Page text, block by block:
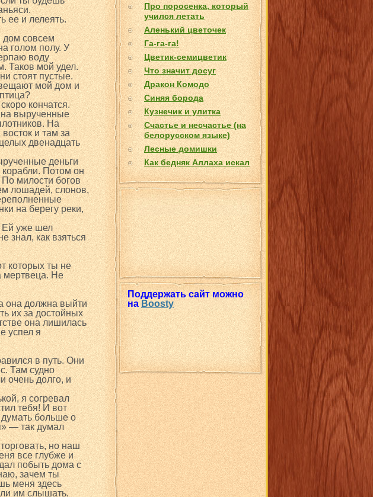
Про поросенка, который
учился летать
Аленький цветочек
Га-га-га!
Цветик-семицветик
Что значит досуг
Дракон Комодо
Синяя борода
Кузнечик и улитка
Счастье и несчастье (на
белорусском языке)
Лесные домишки
Как бедняк Аллаха искал
Поддержать сайт можно
наBoosty
ее и лелеять.
дом совсем
голом полу. У
воду
Таков мой удел.
стоят пустые.
мой дом и
кончатся.
на вырученные
На
и там за
двенадцать
деньги
корабли. Потом он
По милости богов
лошадей, слонов,
на берегу реки,
Ей уже шел
знал, как взяться
которых ты не
мертвеца. Не
она должна выйти
их за достойных
она лишилась
успел я
в путь. Они
Там судно
очень долго, и
я согревал
тебя! И вот
думать больше о
— так думал
но наш
все глубже и
побыть дома с
зачем ты
меня здесь
ли им слышать,